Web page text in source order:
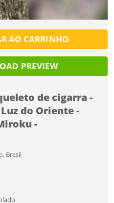
AO CARRINHO
PREVIEW
de cigarra -
do Oriente -
-
Brasil
tem conta?
SE
a Pulsar Imagens
de Uso do site
conta?